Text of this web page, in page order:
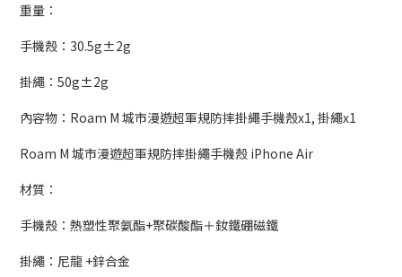
重量：
手機殼：30.5g±2g
掛繩：50g±2g
內容物：Roam M 城市漫遊超軍規防摔掛繩手機殼x1, 掛繩x1
Roam M 城市漫遊超軍規防摔掛繩手機殼 iPhone Air
材質：
手機殼：熱塑性聚氨酯+聚碳酸酯＋釹鐵硼磁鐵
掛繩：尼龍 +鋅合金